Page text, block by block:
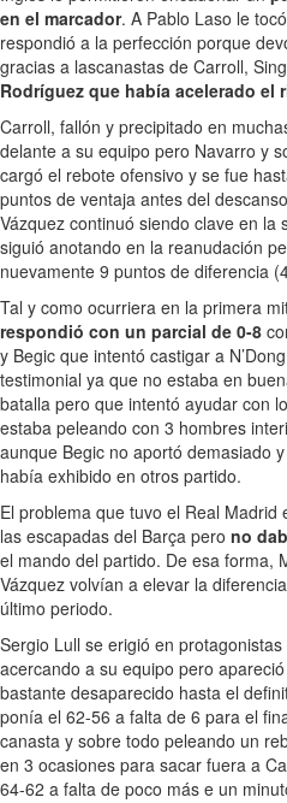
en el marcador. A Pablo Laso le
respondió a la perfección porque
gracias a lascanastas de Carroll,
Rodríguez que había acelerado el
Carroll, fallón y precipitado en
delante a su equipo pero Navarro y
cargó el rebote ofensivo y se fue
puntos de ventaja antes del
Vázquez continuó siendo clave en
siguió anotando en la reanudación
nuevamente 9 puntos de diferencia
Tal y como ocurriera en la primera
respondió con un parcial de 0-8
y Begic que intentó castigar a
testimonial ya que no estaba en
batalla pero que intentó ayudar con
estaba peleando con 3 hombres
aunque Begic no aportó demasiado
había exhibido en otros partido.
El problema que tuvo el Real
las escapadas del Barça pero no
el mando del partido. De esa forma,
Vázquez volvían a elevar la
último periodo.
Sergio Lull se erigió en
acercando a su equipo pero
bastante desaparecido hasta el
ponía el 62-56 a falta de 6 para el
canasta y sobre todo peleando un
en 3 ocasiones para sacar fuera a
64-62 a falta de poco más e un